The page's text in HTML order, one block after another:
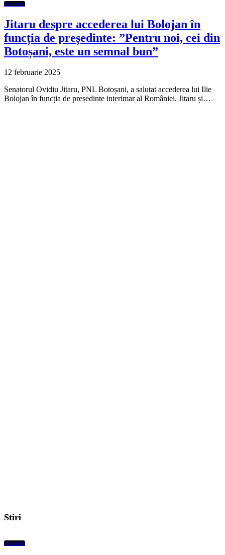
Featured
Jitaru despre accederea lui Bolojan în
funcția de președinte: ”Pentru noi, cei din
Botoșani, este un semnal bun”
12 februarie 2025
Senatorul Ovidiu Jitaru, PNL Botoșani, a salutat accederea lui Ilie
Bolojan în funcția de președinte interimar al României. Jitaru și…
Stiri
Featured